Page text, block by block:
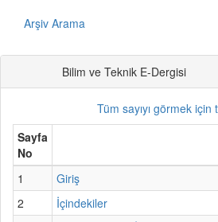
Arşiv Arama
Bilim ve Teknik E-Dergisi
Tüm sayıyı görmek için
Sayfa
No
1
Giriş
2
İçindekiler